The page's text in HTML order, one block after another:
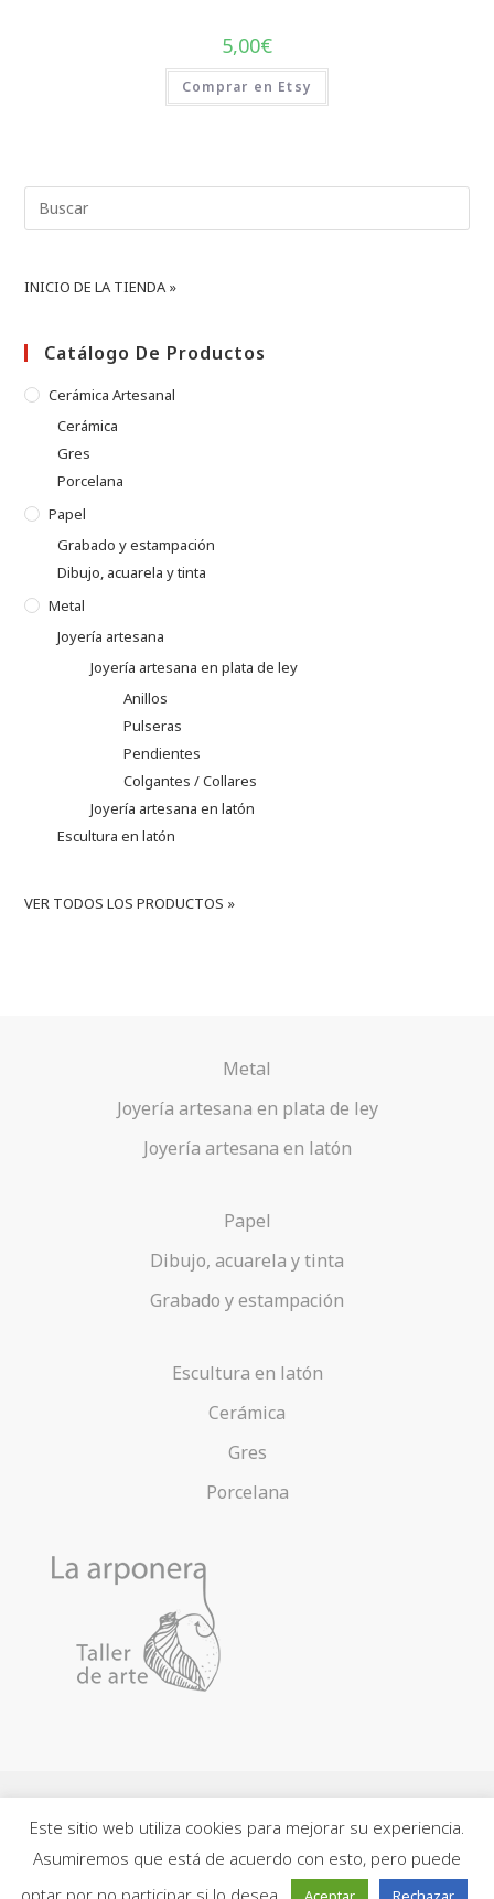
5,00€
Comprar en Etsy
Buscar:
INICIO DE LA TIENDA »
Catálogo De Productos
Cerámica Artesanal
Cerámica
Gres
Porcelana
Papel
Grabado y estampación
Dibujo, acuarela y tinta
Metal
Joyería artesana
Joyería artesana en plata de ley
Anillos
Pulseras
Pendientes
Colgantes / Collares
Joyería artesana en latón
Escultura en latón
VER TODOS LOS PRODUCTOS »
Metal
Joyería artesana en plata de ley
Joyería artesana en latón
Papel
Dibujo, acuarela y tinta
Grabado y estampación
Escultura en latón
Cerámica
Gres
Porcelana
Contacto Acerca de la Arponera
Política de cookies
Política de privacidad
Aviso legal Mapa web
Este sitio web utiliza cookies para mejorar su experiencia.
Asumiremos que está de acuerdo con esto, pero puede